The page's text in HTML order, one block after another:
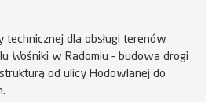
technicznej dla obsługi terenów
Wośniki w Radomiu - budowa drogi
od ulicy Hodowlanej do